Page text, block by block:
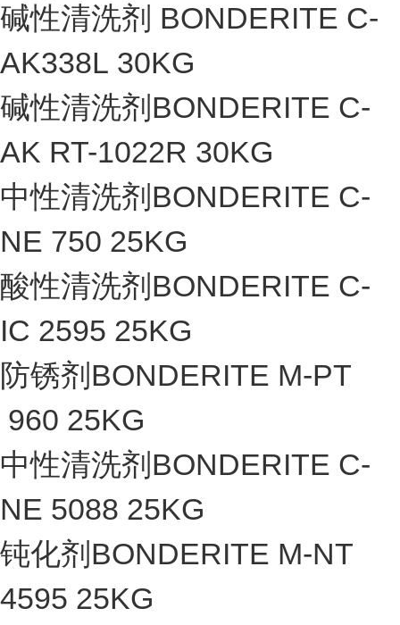
碱性清洗剂 BONDERITE C-
AK338L 30KG
碱性清洗剂BONDERITE C-
AK RT-1022R 30KG
中性清洗剂BONDERITE C-
NE 750 25KG
酸性清洗剂BONDERITE C-
IC 2595 25KG
防锈剂BONDERITE M-PT
960 25KG
中性清洗剂BONDERITE C-
NE 5088 25KG
钝化剂BONDERITE M-NT
4595 25KG